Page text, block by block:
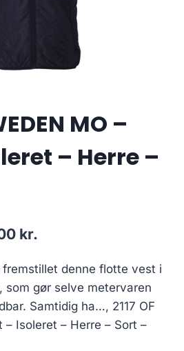
MO –
– Herre –
kr..
kr.
is:
250.00 kr..
fremstillet denne flotte vest i
som gør selve metervaren
Samtidig ha…, 2117 OF
– Isoleret – Herre – Sort –